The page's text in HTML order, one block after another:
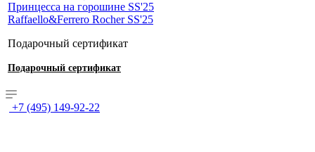
Принцесса на горошине SS'25
Raffaello&Ferrero Rocher SS'25
Подарочный сертификат
Подарочный сертификат
+7 (495) 149-92-22